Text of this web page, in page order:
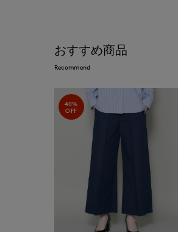
おすすめ商品
Recommend
40%
OFF